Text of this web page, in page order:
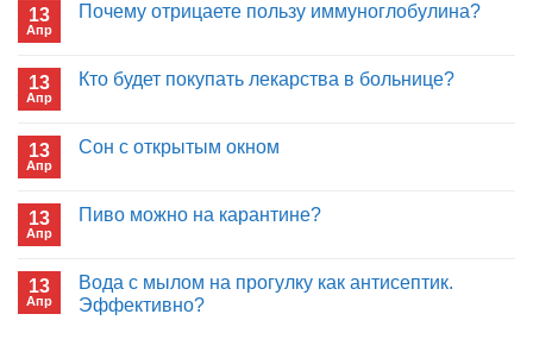
13
Апр
Почему отрицаете пользу иммуноглобулина?
Почему
13
Апр
Кто будет покупать лекарства в больнице?
Кто
в
13
Апр
Сон с открытым окном
Сон
13
Апр
Пиво можно на карантине?
Пиво
можно
13
Апр
Вода с мылом на прогулку как антисептик.
Эффективно?